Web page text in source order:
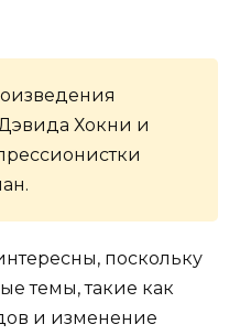
Хокни и
поскольку
темы, такие как
и изменение